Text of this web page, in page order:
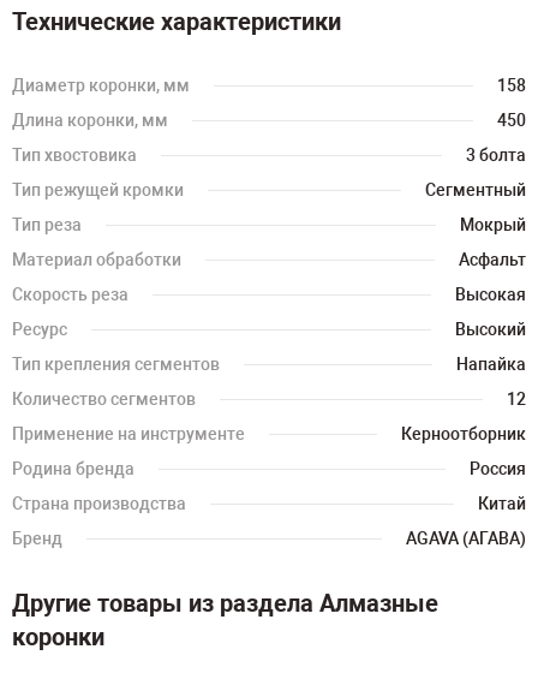
Технические характеристики
Диаметр коронки, мм
158
Длина коронки, мм
450
Тип хвостовика
3 болта
Тип режущей кромки
Сегментный
Тип реза
Мокрый
Материал обработки
Асфальт
Скорость реза
Высокая
Ресурс
Высокий
Тип крепления сегментов
Напайка
Количество сегментов
12
Применение на инструменте
Керноотборник
Родина бренда
Россия
Страна производства
Китай
Бренд
AGAVA (АГАВА)
Другие товары из раздела Алмазные
коронки